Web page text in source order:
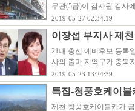
무관(5급)이 감사원 감사
2019-05-27 02:34:19
이장섭 부지사 제
21대 총선 예비후보 등록
사의 출마 지역구가 충북
2019-05-23 13:24:39
특집-청풍호케이
제천 청풍호케이블카가